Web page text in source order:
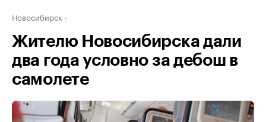
Новосибирск
Жителю Новосибирска дали
два года условно за дебош в
самолете